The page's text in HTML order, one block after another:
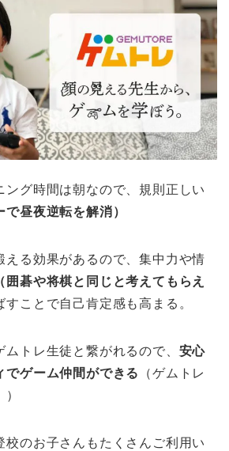
ング時間は朝なので、規則正しい
で昼夜逆転を解消）
える効果があるので、集中力や情
（囲碁や将棋と同じと考えてもらえ
すことで自己肯定感も高まる。
ムトレ生徒と繋がれるので、 安心
でゲーム仲間ができる
（ゲムトレ
校のお子さんもたくさんご利用い